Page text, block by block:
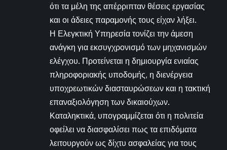
ότι τα μέλη της απέρριπταν θέσεις εργασίας
και οι άδειες παραμονής τους είχαν λήξει.
Η Ελεγκτική Υπηρεσία τονίζει την άμεση
ανάγκη για εκσυγχρονισμό των μηχανισμών
ελέγχου. Προτείνεται η δημιουργία ενιαίας
πληροφοριακής υποδομής, η διενέργεια
υποχρεωτικών διασταυρώσεων και η τακτική
επαναξιολόγηση των δικαιούχων.
Καταληκτικά, υπογραμμίζεται ότι η πολιτεία
οφείλει να διασφαλίσει πως τα επιδόματα
λειτουργούν ως δίχτυ ασφαλείας για τους